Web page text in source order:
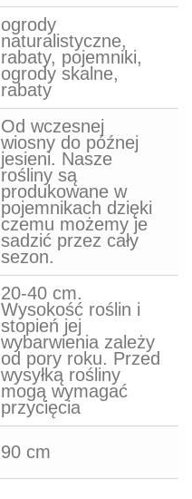
ogrody
naturalistyczne,
rabaty, pojemniki,
ogrody skalne,
rabaty
Od wczesnej
wiosny do późnej
jesieni. Nasze
rośliny są
produkowane w
pojemnikach dzięki
czemu możemy je
sadzić przez cały
sezon.
20-40 cm.
Wysokość roślin i
stopień jej
wybarwienia zależy
od pory roku. Przed
wysyłką rośliny
mogą wymagać
przycięcia
90 cm